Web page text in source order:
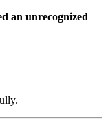
an unrecognized